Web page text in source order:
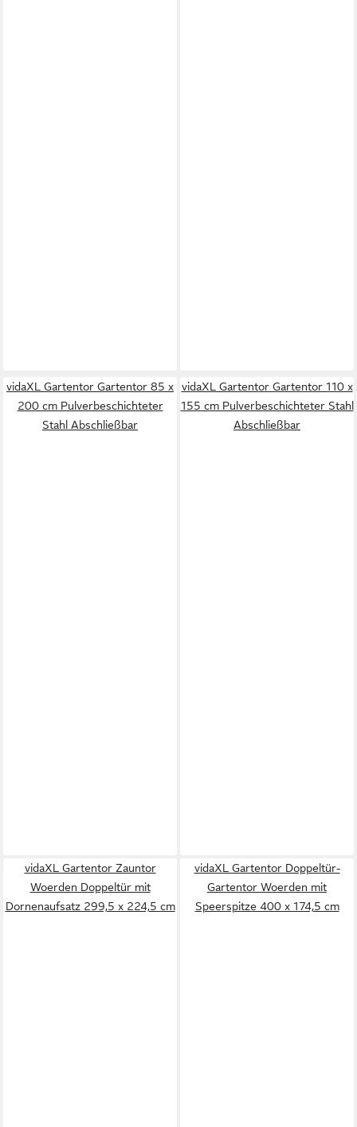
vidaXL Gartentor Gartentor 85 x
200 cm Pulverbeschichteter
Stahl Abschließbar
vidaXL Gartentor Gartentor 110 x
155 cm Pulverbeschichteter Stahl
Abschließbar
vidaXL Gartentor Zauntor
Woerden Doppeltür mit
Dornenaufsatz 299,5 x 224,5 cm
vidaXL Gartentor Doppeltür-
Gartentor Woerden mit
Speerspitze 400 x 174,5 cm